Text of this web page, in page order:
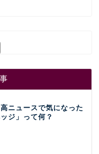
ニュースで気になった
ッジ」って何？